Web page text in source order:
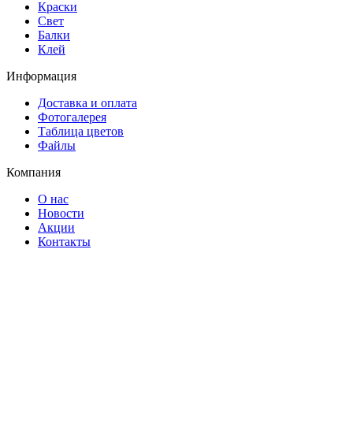
Краски
Свет
Балки
Клей
Информация
Доставка и оплата
Фотогалерея
Таблица цветов
Файлы
Компания
О нас
Новости
Акции
Контакты